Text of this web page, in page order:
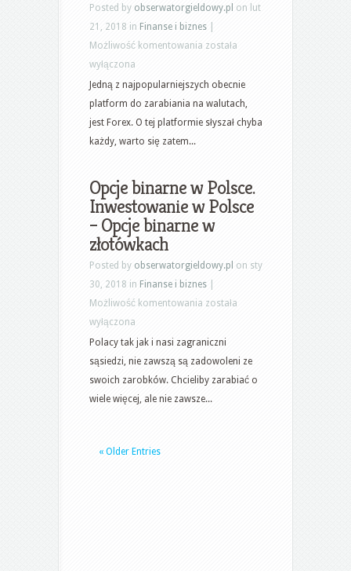
Posted by obserwatorgieldowy.pl on lut
21, 2018 in Finanse i biznes
Możliwość komentowania Spekulacja
rynku
walutowym.
Różne
Forex.
Pozycja
krótka
rynku
walutowym
została
wyłączona
Jedną z najpopularniejszych obecnie
platform do zarabiania na walutach,
jest Forex. O tej platformie słyszał chyba
każdy, warto się zatem...
Opcje binarne w Polsce.
Inwestowanie w Polsce
– Opcje binarne w
złotówkach
Posted by obserwatorgieldowy.pl on sty
30, 2018 in Finanse i biznes
Możliwość komentowania Opcje
w
Polsce.
Inwestowanie
w
została
wyłączona
Polacy tak jak i nasi zagraniczni
sąsiedzi, nie zawszą są zadowoleni ze
swoich zarobków. Chcieliby zarabiać o
wiele więcej, ale nie zawsze...
« Older Entries